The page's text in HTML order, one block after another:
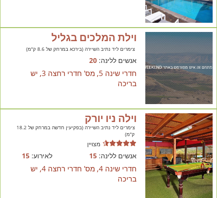
וילת המלכים בגליל
צימרים ליד נתיב השיירה (בירכא במרחק של 8.6 ק"מ)
אנשים ללינה:20
חדרי שינה 5, מס' חדרי רחצה 3, יש
בריכה
וילה ניו יורק
צימרים ליד נתיב השיירה (בפקיעין חדשה במרחק של 18.2
ק"מ)
מצויין
אנשים ללינה:15 לאירוע:15
חדרי שינה 4, מס' חדרי רחצה 4, יש
בריכה